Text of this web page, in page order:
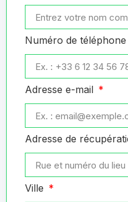
Numéro de téléphone
Adresse e-mail
Adresse de
Ville